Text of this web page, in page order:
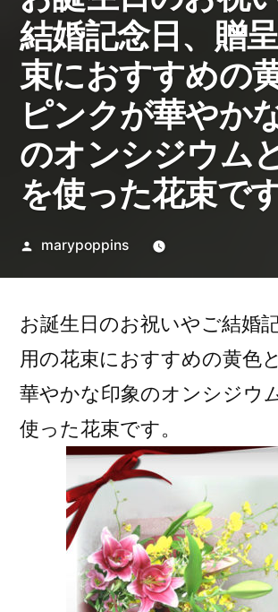
結婚記念日、贈
束におすすめの
ピンクが華やか
のオンシジウム
を使った花束です
投
marypoppins
お誕生日のお祝いやご結婚
用の花束におすすめの黄色
華やかな印象のオンシジウ
使った花束です。